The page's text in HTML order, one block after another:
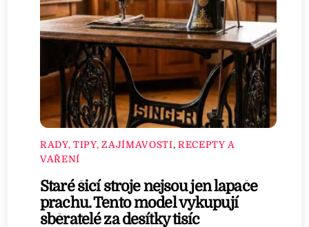
RADY, TIPY, ZAJÍMAVOSTI, RECEPTY A
VAŘENÍ
Staré šicí stroje nejsou jen lapače
prachu. Tento model vykupují
sběratelé za desítky tisíc